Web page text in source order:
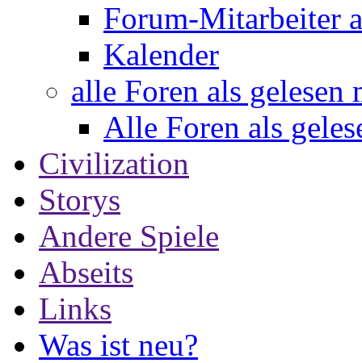
Forum-Mitarbeiter
Kalender
alle Foren als gelesen
Alle Foren als
Civilization
Storys
Andere Spiele
Abseits
Links
Was ist neu?